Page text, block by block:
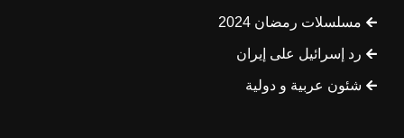
مسلسلات رمضان 2024
رد إسرائيل على إيران
شئون عربية و دولية